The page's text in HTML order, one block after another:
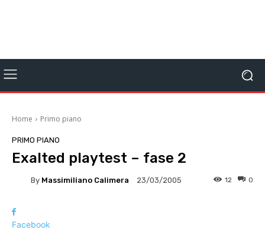
Home Primo piano
PRIMO PIANO
Exalted playtest – fase 2
By Massimiliano Calimera 23/03/2005 0
12
Facebook